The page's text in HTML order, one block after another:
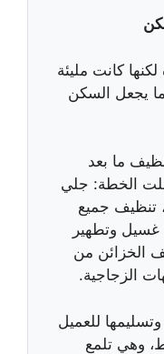
كانت مليئة
يجعل السكن
ما بعد
الخطة: جلي
تنظيف جميع
غسيل وتطهير
الخزائن من
الزجاجية.
وتسليمها للعميل
فقط، وهي تلمع